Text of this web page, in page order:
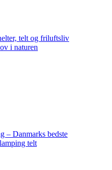
telt og friluftsliv
i naturen
– Danmarks bedste
telt